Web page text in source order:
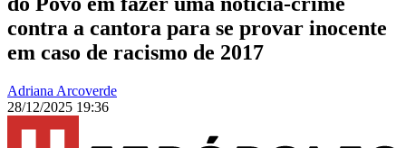
contra a cantora para se provar inocente
em caso de racismo de 2017
Adriana Arcoverde
28/12/2025 19:36